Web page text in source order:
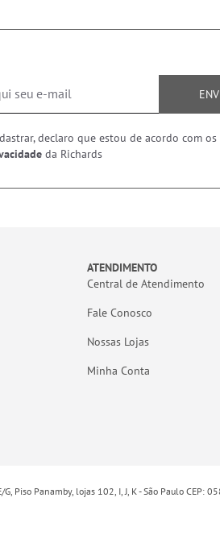
declaro que estou de acordo com os
da Richards
ATENDIMENTO
Central de Atendimento
Fale Conosco
Nossas Lojas
Minha Conta
Piso Panamby, lojas 102, I, J, K - São Paulo